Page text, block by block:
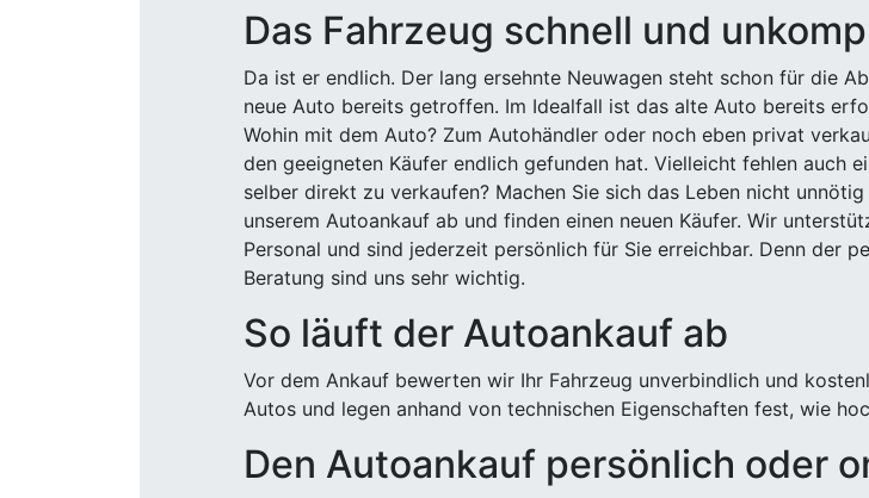
Das Fahrzeug schnell und
Da ist er endlich. Der lang ersehnte Neuwagen steht schon für die
neue Auto bereits getroffen. Im Idealfall ist das alte Auto bereits
Wohin mit dem Auto? Zum Autohändler oder noch eben privat
den geeigneten Käufer endlich gefunden hat. Vielleicht fehlen auch
selber direkt zu verkaufen? Machen Sie sich das Leben nicht
unserem Autoankauf ab und finden einen neuen Käufer. Wir
Personal und sind jederzeit persönlich für Sie erreichbar. Denn der
Beratung sind uns sehr wichtig.
So läuft der Autoankauf ab
Vor dem Ankauf bewerten wir Ihr Fahrzeug unverbindlich und
Autos und legen anhand von technischen Eigenschaften fest, wie
Den Autoankauf persönlich oder